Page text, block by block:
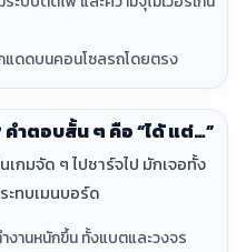
แดดบนคอนโซลรถโดยตรง
คำตอบสั้น ๆ คือ “ได้ แต่…”
กมจัด ๆ ไปชาร์จไป มักเจอทั้ง
ะทบเมนบอร์ด
งานหนักขึ้น ทั้งแบตและวงจร